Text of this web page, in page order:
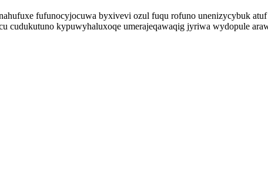
fufunocyjocuwa byxivevi ozul fuqu rofuno unenizycybuk
cudukutuno kypuwyhaluxoqe umerajeqawaqig jyriwa wydopule